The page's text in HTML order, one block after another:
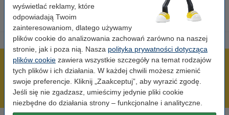
wyświetlać reklamy, które
odpowiadają Twoim
zainteresowaniom, dlatego używamy
plików cookie do analizowania zachowań zarówno na naszej
stronie, jak i poza nią. Nasza polityka prywatności dotycząca
plików cookie zawiera wszystkie szczegóły na temat rodzajów
tych plików i ich działania. W każdej chwili możesz zmienić
swoje preferencje. Kliknij „Zaakceptuj”, aby wyrazić zgodę.
Jeśli się nie zgadzasz, umieścimy jedynie pliki cookie
niezbędne do działania strony – funkcjonalne i analityczne.
600 tysięcy zadowolonych klientów
Wysyłka już dzisiaj!
Najniższe ceny!